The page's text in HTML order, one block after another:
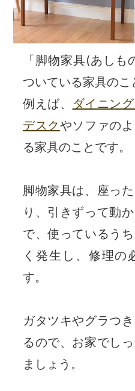
「脚物家具(あし
ついている家具のこ
例えば、
ダイニン
デスクやソファの
る家具のことです。
脚物家具は、座っ
り、引きずって動
で、使っているう
く発生し、修理の
す。
ガタツキやグラつ
るので、お家でし
ましょう。